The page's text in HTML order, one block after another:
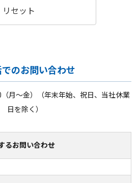
リセット
のお問い合わせ
（月～金）（年末年始、祝日、当社休業
日を除く）
るお問い合わせ